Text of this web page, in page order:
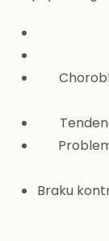
Braku